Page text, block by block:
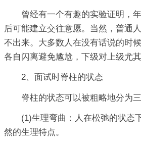
曾经有一个有趣的实验证明，
后可能建立交往意愿。当然，普通
不出来。大多数人在没有话说的时
各自闪离避免尴尬，下级对上级尤其
2、面试时脊柱的状态
脊柱的状态可以被粗略地分为三
(1)生理弯曲：人在松弛的状态
然的生理特点。